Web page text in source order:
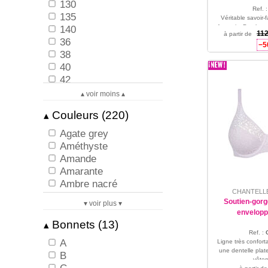
130
135
140
36
38
40
42
48
50
52
54
56
XS
XS/38
M
M/42
L
▴ voir moins ▴
▴ Couleurs (220)
Agate grey
Améthyste
Amande
Amarante
Ambre nacré
Amethyst
Anthracite
Ardoise
Authentique Rose
Azur sublime -40%
▾ voir plus ▾
▴ Bonnets (13)
A
B
Ref. :
Véritable savoir-
français. Des
en
95 -
à partir de
Soutien-
Ref. :
Ligne très
une dentelle